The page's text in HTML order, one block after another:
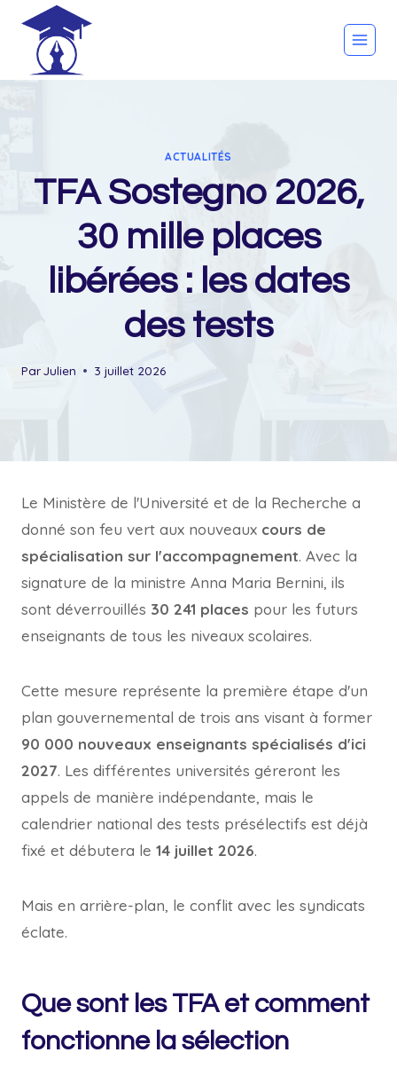
content
ACTUALITÉS
TFA Sostegno 2026,
30 mille places
libérées : les dates
des tests
ParJulien 3 juillet 2026
Le Ministère de l'Université et de la Recherche a
donné son feu vert aux nouveaux cours de
spécialisation sur l'accompagnement. Avec la
signature de la ministre Anna Maria Bernini, ils
sont déverrouillés 30 241 places pour les futurs
enseignants de tous les niveaux scolaires.
Cette mesure représente la première étape d'un
plan gouvernemental de trois ans visant à former
90 000 nouveaux enseignants spécialisés d'ici
2027. Les différentes universités géreront les
appels de manière indépendante, mais le
calendrier national des tests présélectifs est déjà
fixé et débutera le 14 juillet 2026.
Mais en arrière-plan, le conflit avec les syndicats
éclate.
Que sont les TFA et comment
fonctionne la sélection